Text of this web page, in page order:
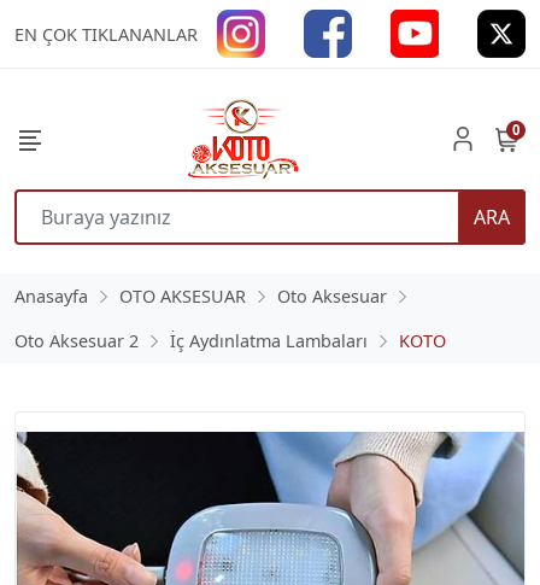
EN ÇOK TIKLANANLAR
ARA
0
Anasayfa OTO AKSESUAR
Oto Aksesuar
Oto Aksesuar 2
İç Aydınlatma Lambaları KOTO